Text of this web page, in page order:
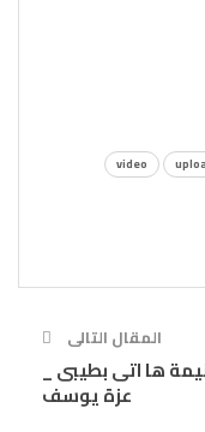
video
المقال التالى
ها اتى بطيبى _
عزة يوسف